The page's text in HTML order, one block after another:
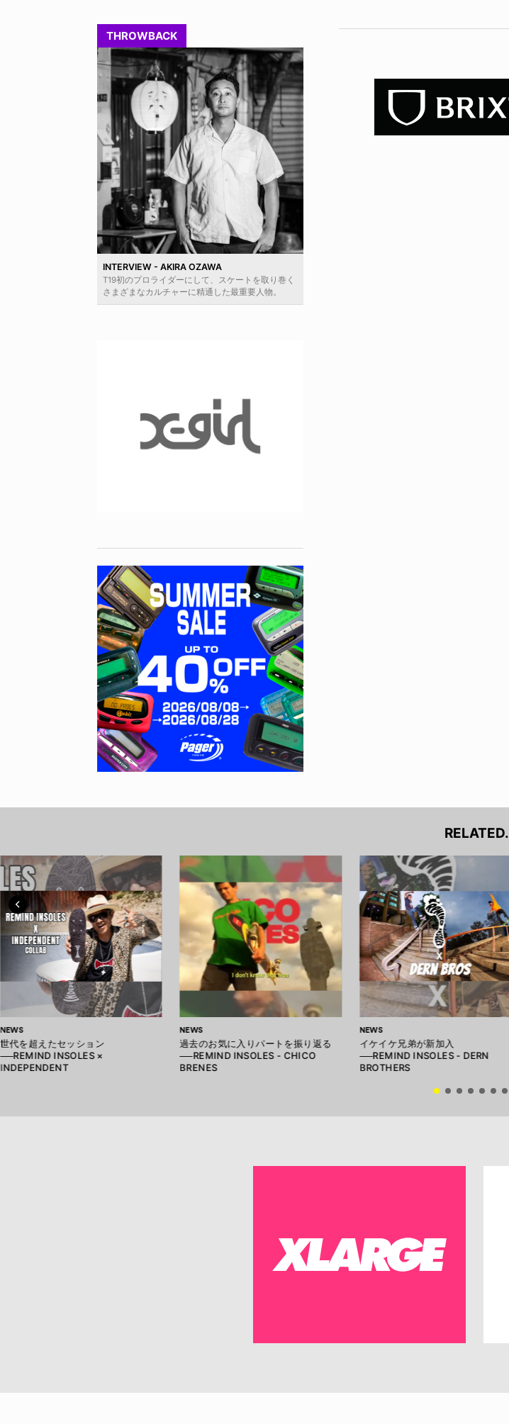
THROWBACK
INTERVIEW - AKIRA OZAWA
T19初のプロライダーにして、スケートを取り巻く
さまざまなカルチャーに精通した最重要人物。
RELATED.
NEWS
世代を超えたセッション
──REMIND INSOLES ×
INDEPENDENT
NEWS
過去のお気に入りパートを振り返る
──REMIND INSOLES - CHICO
BRENES
NEWS
イケイケ兄弟が新加入
──REMIND INSOLES - DERN
BROTHERS